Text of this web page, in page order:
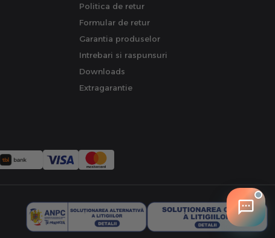
Politica de retur
Formular de retur
Garantia produselor
Intrebari si raspunsuri
Downloads
Extragarantie